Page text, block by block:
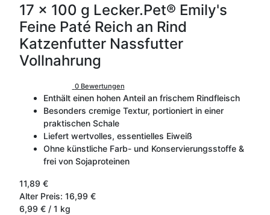
17 x 100 g Lecker.Pet® Emily's
Feine Paté Reich an Rind
Katzenfutter Nassfutter
Vollnahrung
0 Bewertungen
Enthält einen hohen Anteil an frischem Rindfleisch
Besonders cremige Textur, portioniert in einer
praktischen Schale
Liefert wertvolles, essentielles Eiweiß
Ohne künstliche Farb- und Konservierungsstoffe &
frei von Sojaproteinen
11,89 €
Alter Preis: 16,99 €
6,99 € / 1 kg